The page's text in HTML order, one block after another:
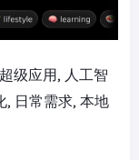
级应用, 人工智
, 日常需求, 本地